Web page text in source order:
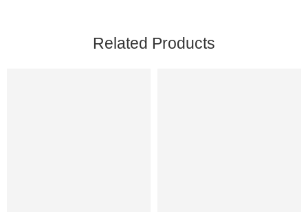
Related Products